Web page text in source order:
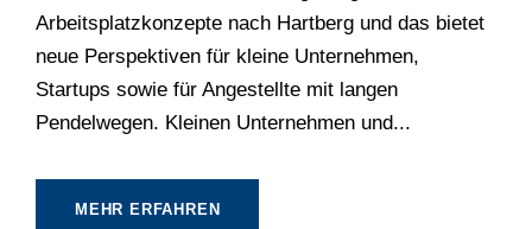
Arbeitsplatzkonzepte nach Hartberg und das bietet
neue Perspektiven für kleine Unternehmen,
Startups sowie für Angestellte mit langen
Pendelwegen. Kleinen Unternehmen und...
MEHR ERFAHREN